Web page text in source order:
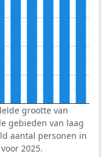
grootte van
gebieden van laag
aantal personen in
2025.